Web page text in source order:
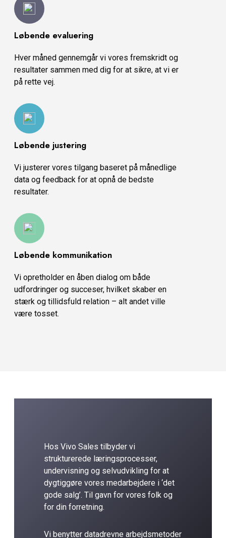
Løbende evaluering
Hver måned gennemgår vi vores fremskridt og
resultater sammen med dig for at sikre, at vi er
på rette vej.
Løbende justering
Vi justerer vores tilgang baseret på månedlige
data og feedback for at opnå de bedste
resultater.
Løbende kommunikation
Vi opretholder en åben dialog om både
udfordringer og succeser, hvilket skaber en
stærk og tillidsfuld relation – alt andet ville
være tosset.
Hos Vivo Sales tilbyder vi
strukturerede læringsprocesser,
undervisning og selvudvikling for at
dygtiggøre vores medarbejdere i ‘det
gode salg’. Til gavn for vores folk og
for din forretning.
Vi benytter datadrevne arbejdsmetoder